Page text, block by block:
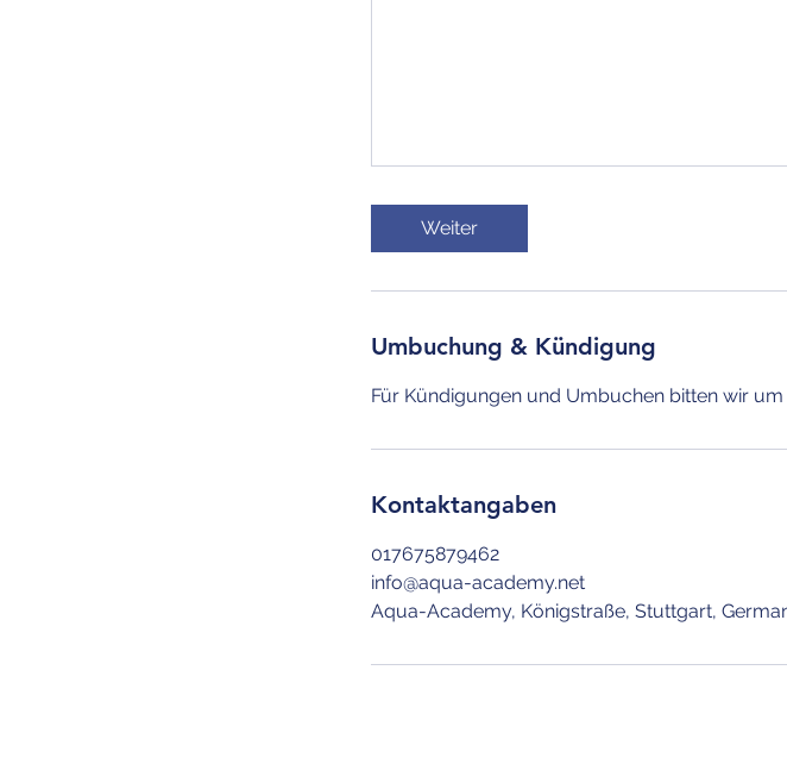
Weiter
Umbuchung & Kündigung
Kontaktangaben
017675879462
info@aqua-academy.net
Aqua-Academy, Königstraße, Stuttgart,